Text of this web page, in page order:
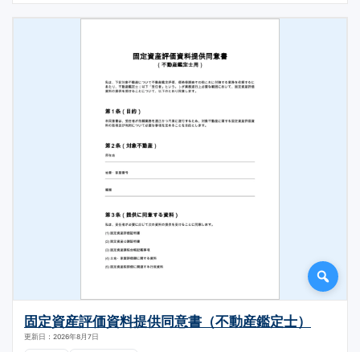
固定資産評価資料提供同意書（不動産鑑定士）
更新日：2026年8月7日